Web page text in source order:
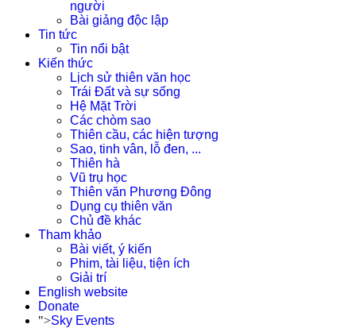
người
Bài giảng độc lập
Tin tức
Tin nổi bật
Kiến thức
Lịch sử thiên văn học
Trái Đất và sự sống
Hệ Mặt Trời
Các chòm sao
Thiên cầu, các hiện tượng
Sao, tinh vân, lỗ đen, ...
Thiên hà
Vũ trụ học
Thiên văn Phương Đông
Dụng cụ thiên văn
Chủ đề khác
Tham khảo
Bài viết, ý kiến
Phim, tài liệu, tiện ích
Giải trí
English website
Donate
">Sky Events